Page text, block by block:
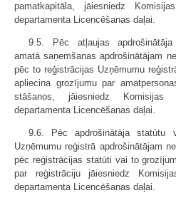
pamatkapitāla, jāiesniedz
departamenta Licencēšanas daļai.
9.5. Pēc atļaujas apdrošinātāja
amatā saņemšanas apdrošinātājam
pēc to reģistrācijas Uzņēmumu
apliecina grozījumu par
stāšanos, jāiesniedz Komisijas
departamenta Licencēšanas daļai.
9.6. Pēc apdrošinātāja statūtu
Uzņēmumu reģistrā apdrošinātājam
pēc reģistrācijas statūti vai to
par reģistrāciju jāiesniedz
departamenta Licencēšanas daļai.